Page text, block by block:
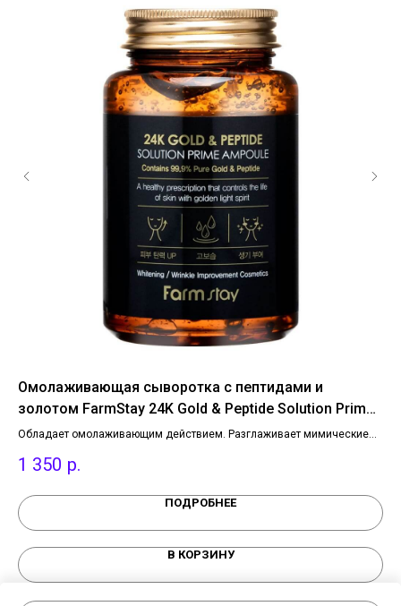
Омолаживающая сыворотка с пептидами и
золотом FarmStay 24K Gold & Peptide Solution Prime
Ampoule, 250 мл.
Обладает омолаживающим действием. Разглаживает мимические
тургор, повышает упругость.
1 350 р.
ПОДРОБНЕЕ
В КОРЗИНУ